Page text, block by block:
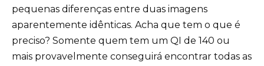
pequenas diferenças entre duas imagens
aparentemente idênticas. Acha que tem o que é
preciso? Somente quem tem um QI de 140 ou
mais provavelmente conseguirá encontrar todas as